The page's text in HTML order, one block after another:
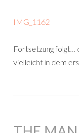
IMG_1162
Fortsetzung folgt…
vielleicht in dem